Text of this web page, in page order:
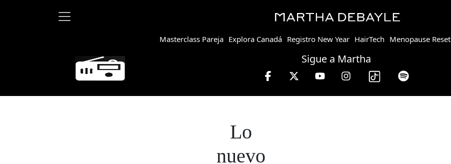
Masterclass Pareja Explora Canadá Registro New Year HairTech Menopause Reset
Sigue a Martha
Martha Debayle en W, lunes a viernes de 10 a 13 hrs.
Lo
nuevo